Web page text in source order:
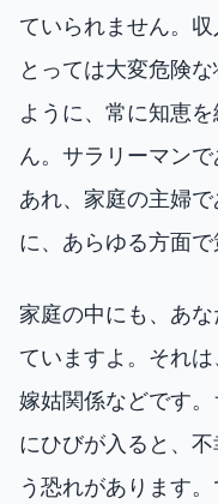
ていられません。
とっては大変危険
ように、常に知恵
ん。サラリーマン
あれ、家庭の主婦
に、あらゆる方面
家庭の中にも、あ
ていますよ。それは
嫁姑関係などです
にひびが入ると、
う恐れがあります